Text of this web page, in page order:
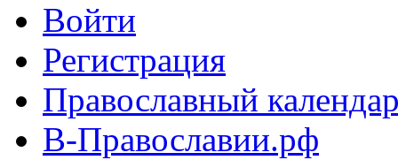
Войти
Регистрация
Православный
В-Православии.рф